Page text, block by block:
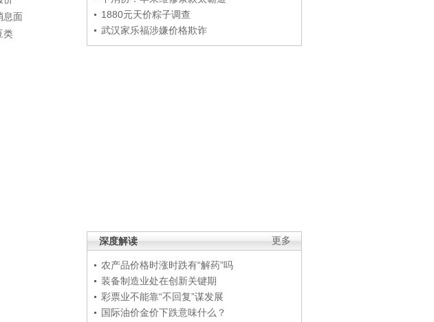
1880元天价粽子调查
武汉家乐福涉嫌价格欺诈
更多
深度解读
农产品价格时涨时跌有“解药”吗
装备制造业处在创新关键期
彩票业不能靠“不回复”谋发展
国际油价金价下跌意味什么？
息面
类